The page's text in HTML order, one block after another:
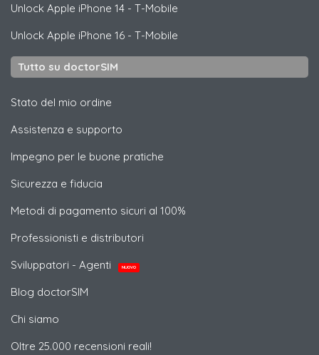
Unlock Apple iPhone 14 - T-Mobile
Unlock Apple iPhone 16 - T-Mobile
Tutto su doctorSIM
Stato del mio ordine
Assistenza e supporto
Impegno per le buone pratiche
Sicurezza e fiducia
Metodi di pagamento sicuri al 100%
Professionisti e distributori
Sviluppatori - Agenti
NUOVO
Blog doctorSIM
Chi siamo
Oltre 25.000 recensioni reali!